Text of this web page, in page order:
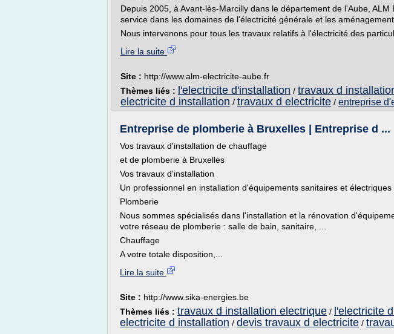
Depuis 2005, à Avant-lès-Marcilly dans le département de l'Aube, ALM
service dans les domaines de l'électricité générale et les
Nous intervenons pour tous les travaux relatifs à l'électricité des
Lire la suite
Site : http://www.alm-electricite-aube.fr
Thèmes liés :
l'electricite d'installation / travaux d
electricite d installation / travaux d electricite / entreprise
Entreprise de plomberie à Bruxelles | Entreprise d ...
Vos travaux d'installation de chauffage
et de plomberie à Bruxelles
Vos travaux d'installation
Un professionnel en installation d'équipements sanitaires et
Plomberie
Nous sommes spécialisés dans l'installation et la rénovation
votre réseau de plomberie : salle de bain, sanitaire, ...
Chauffage
A votre totale disposition,...
Lire la suite
Site : http://www.sika-energies.be
Thèmes liés : travaux d installation electrique / l'electricite
electricite d installation / devis travaux d electricite /